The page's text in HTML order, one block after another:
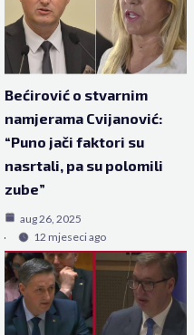
Bećirović o stvarnim
namjerama Cvijanović:
“Puno jači faktori su
nasrtali, pa su polomili
zube”
aug 26, 2025
12 mjeseci ago